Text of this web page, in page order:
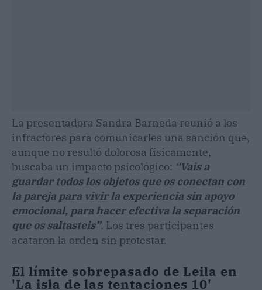
La presentadora Sandra Barneda reunió a los
infractores para comunicarles una sanción que,
aunque no resultó dolorosa físicamente,
buscaba un impacto psicológico: “Vais a
guardar todos los objetos que os conectan con
la pareja para vivir la experiencia sin apoyo
emocional, para hacer efectiva la separación
que os saltasteis”. Los tres participantes
acataron la orden sin protestar.
El límite sobrepasado de Leila en
'La isla de las tentaciones 10'